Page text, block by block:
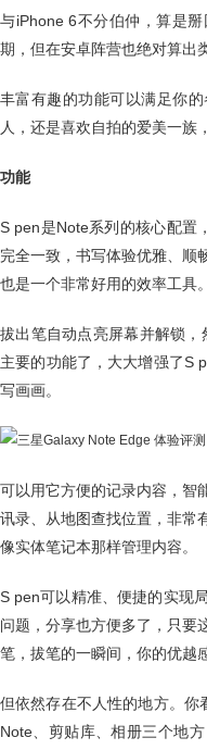
与iPhone 6不分伯仲，算是
期，但在安卓阵营也绝对算出
丰富有趣的功能可以满足你
人，还是喜欢自拍的爱美一族
功能
S pen是Note系列的核心配置
完全一致，书写体验优雅、顺
也是一个非常好用的效率工具。
拔出笔自动点亮屏幕并解锁，
主要的功能了，大大增强了S
写画画。
可以用它方便的记录内容，智
讯录、从地图查找位置，非常
像实体笔记本那样管理内容。
S pen可以精准、便捷的实现
问题，分享也方便多了，只要
笔，拔笔的一瞬间，你的优越
但依然存在不人性的地方。你
Note、剪贴库、相册三个地